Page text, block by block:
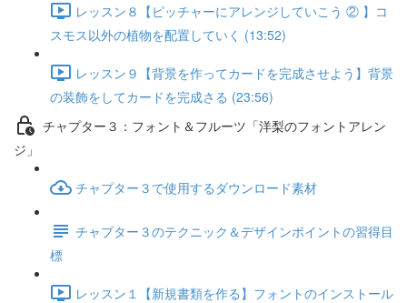
レッスン８【ピッチャーにアレンジしていこう ② 】コ
スモス以外の植物を配置していく (13:52)
レッスン９【背景を作ってカードを完成させよう】背景
の装飾をしてカードを完成さる (23:56)
チャプター３：フォント＆フルーツ「洋梨のフォントアレン
ジ」
チャプター３で使用するダウンロード素材
チャプター３のテクニック＆デザインポイントの習得目
標
レッスン１【新規書類を作る】フォントのインストール